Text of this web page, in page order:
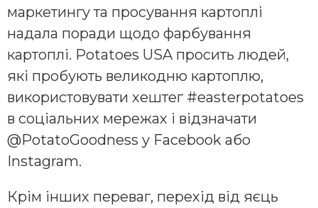
маркетингу та просування картоплі
надала поради щодо фарбування
картоплі. Potatoes USA просить людей,
які пробують великодню картоплю,
використовувати хештег #easterpotatoes
в соціальних мережах і відзначати
@PotatoGoodness у Facebook або
Instagram.
Крім інших переваг, перехід від яєць